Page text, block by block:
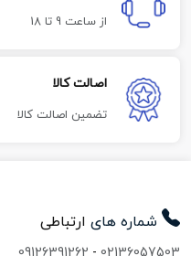
از ساعت 9 تا 18
اصالت کالا
تضمین اصالت کالا
شماره های ارتباطی
02136057503
-
09126391262